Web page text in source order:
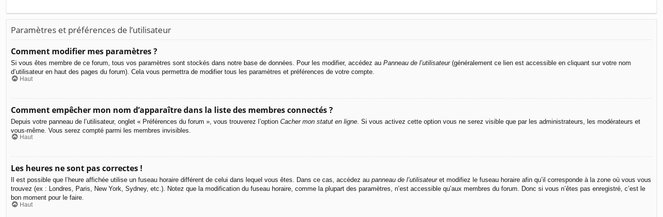
Paramètres et préférences de l’utilisateur
Comment modifier mes paramètres ?
Si vous êtes membre de ce forum, tous vos paramètres sont stockés dans notre base de données. Pour les modifier, accédez au Panneau de l’utilisateur(généralement ce lien est accessible en cliquant sur votre nom
d’utilisateur en haut des pages du forum). Cela vous permettra de modifier tous les paramètres et préférences de votre compte.
Haut
Comment empêcher mon nom d’apparaître dans la liste des membres connectés ?
Depuis votre panneau de l’utilisateur, onglet « Préférences du forum », vous trouverez l’option Cacher mon statut en ligne . Si vous activez cette option vous ne serez visible que par les administrateurs, les modérateurs et
vous-même. Vous serez compté parmi les membres invisibles.
Haut
Les heures ne sont pas correctes !
Il est possible que l’heure affichée utilise un fuseau horaire différent de celui dans lequel vous êtes. Dans ce cas, accédez au panneau de l’utilisateuret modifiez le fuseau horaire afin qu’il corresponde à la zone où vous vous
trouvez (ex : Londres, Paris, New York, Sydney, etc.). Notez que la modification du fuseau horaire, comme la plupart des paramètres, n’est accessible qu’aux membres du forum. Donc si vous n’êtes pas enregistré, c’est le
bon moment pour le faire.
Haut